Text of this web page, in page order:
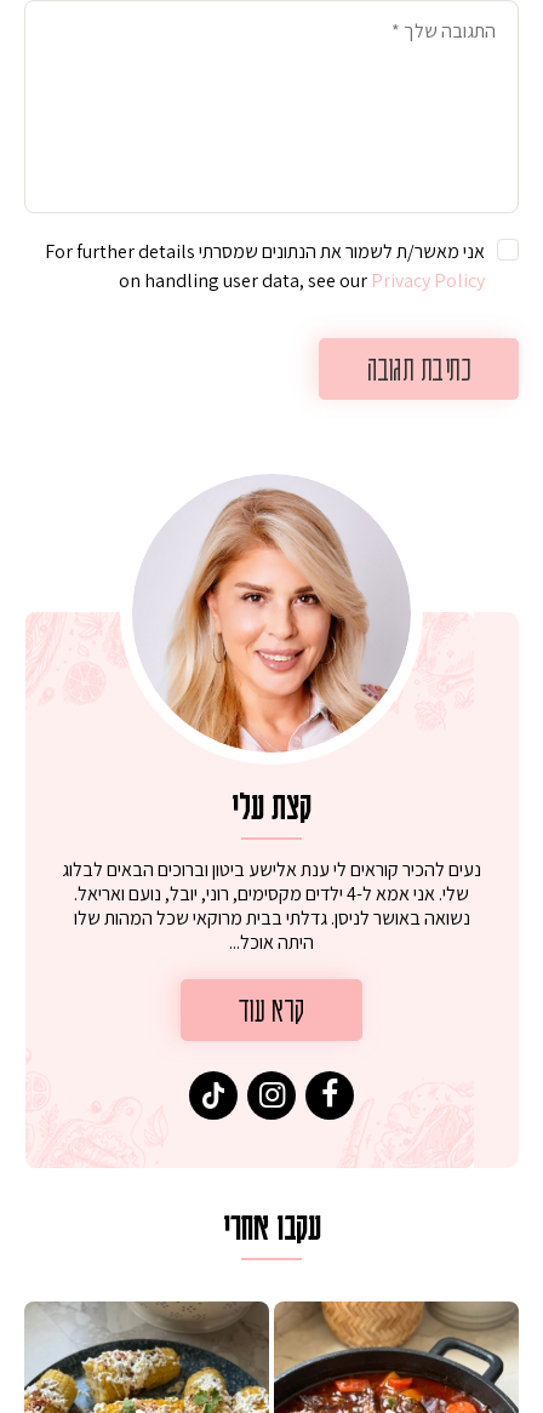
אני מאשר/ת לשמור את הנתונים שמסרתי For further details
on handling user data, see our Privacy Policy
קצת עלי
נעים להכיר קוראים לי ענת אלישע ביטון וברוכים הבאים לבלוג
שלי. אני אמא ל-4 ילדים מקסימים, רוני, יובל, נועם ואריאל.
נשואה באושר לניסן. גדלתי בבית מרוקאי שכל המהות שלו
היתה אוכל...
קרא עוד
עקבו אחרי
על מחבת עם גבינה בולגרית מעודנת מ